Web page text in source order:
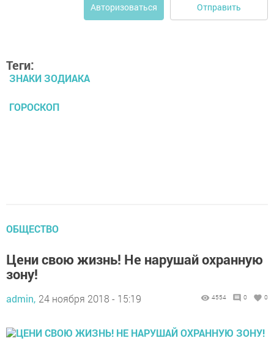
Авторизоваться Отправить
Теги:
ЗНАКИ ЗОДИАКА
ГОРОСКОП
ОБЩЕСТВО
Цени свою жизнь! Не нарушай охранную
зону!
admin, 24 ноября 2018 - 15:19 4554 0 0